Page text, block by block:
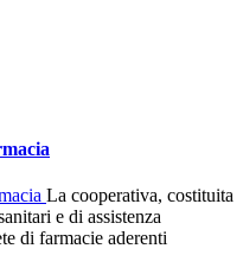
La cooperativa, costituita
e di assistenza
di farmacie aderenti